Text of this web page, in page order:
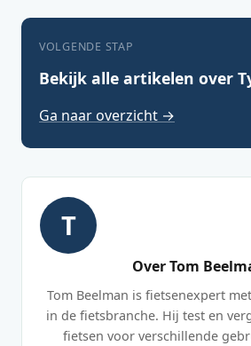
VOLGENDE STAP
Bekijk alle artikelen over
Ga naar overzicht →
T
Over Tom
Tom Beelman is fietsenexpert
in de fietsbranche. Hij test en
fietsen voor verschillende